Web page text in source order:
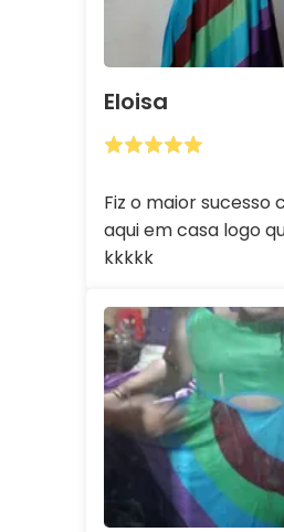
Eloisa
Fiz o maior sucesso
aqui em casa logo
kkkkk